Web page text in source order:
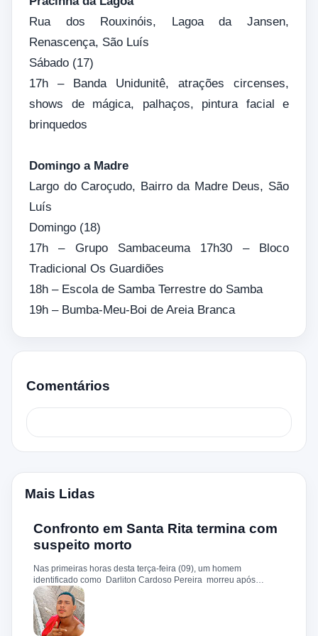
Rua dos Rouxinóis, Lagoa da Jansen,
Renascença, São Luís
Sábado (17)
17h – Banda Unidunitê, atrações circenses,
shows de mágica, palhaços, pintura facial e
brinquedos
Domingo a Madre
Largo do Caroçudo, Bairro da Madre Deus, São
Luís
Domingo (18)
17h – Grupo Sambaceuma 17h30 – Bloco
Tradicional Os Guardiões
18h – Escola de Samba Terrestre do Samba
19h – Bumba-Meu-Boi de Areia Branca
Comentários
Mais Lidas
Confronto em Santa Rita termina com
suspeito morto
Nas primeiras horas desta terça-feira (09), um homem
identificado como Darliton Cardoso Pereira morreu após
confronto com a Polícia Militar no povoado Timbotiba, zona rural
de Santa Rita. De acordo com a PM, os policiais estavam
cumprindo um mandado de prisão contra Darliton, apontado
como um dos suspeitos pela morte brutal de Leandro Sena ,